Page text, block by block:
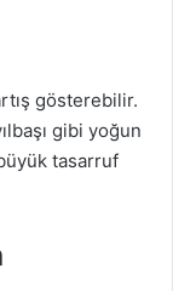
gösterebilir.
gibi yoğun
tasarruf